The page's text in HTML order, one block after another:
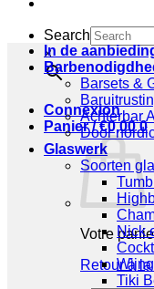
Search
×
Connexion
Panier /€0,00 0
Votre
Retour à
In de
Barsets &
Achterbar
Door
Glaswerk
Soorten
Nick
Tiki